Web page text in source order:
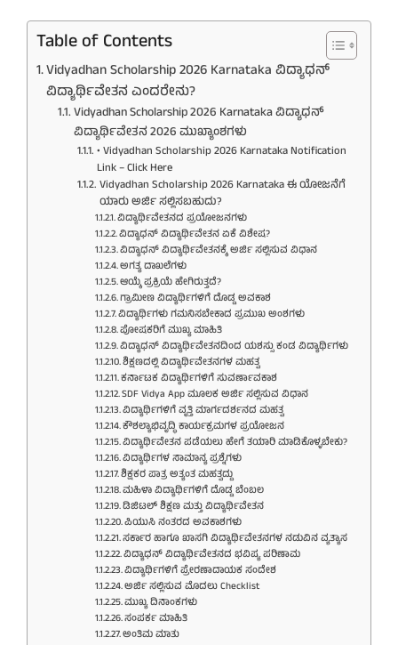
Table of Contents
Vidyadhan Scholarship 2026 Karnataka ವಿದ್ಯಾಧನ್
ವಿದ್ಯಾರ್ಥಿವೇತನ ಎಂದರೇನು?
Vidyadhan Scholarship 2026 Karnataka ವಿದ್ಯಾಧನ್
ವಿದ್ಯಾರ್ಥಿವೇತನ 2026 ಮುಖ್ಯಾಂಶಗಳು
• Vidyadhan Scholarship 2026 Karnataka Notification
Link – Click Here
Vidyadhan Scholarship 2026 Karnataka ಈ ಯೋಜನೆಗೆ
ಯಾರು ಅರ್ಜಿ ಸಲ್ಲಿಸಬಹುದು?
ವಿದ್ಯಾರ್ಥಿವೇತನದ ಪ್ರಯೋಜನಗಳು
ವಿದ್ಯಾಧನ್ ವಿದ್ಯಾರ್ಥಿವೇತನ ಏಕೆ ವಿಶೇಷ?
ವಿದ್ಯಾಧನ್ ವಿದ್ಯಾರ್ಥಿವೇತನಕ್ಕೆ ಅರ್ಜಿ ಸಲ್ಲಿಸುವ ವಿಧಾನ
ಅಗತ್ಯ ದಾಖಲೆಗಳು
ಆಯ್ಕೆ ಪ್ರಕ್ರಿಯೆ ಹೇಗಿರುತ್ತದೆ?
ಗ್ರಾಮೀಣ ವಿದ್ಯಾರ್ಥಿಗಳಿಗೆ ದೊಡ್ಡ ಅವಕಾಶ
ವಿದ್ಯಾರ್ಥಿಗಳು ಗಮನಿಸಬೇಕಾದ ಪ್ರಮುಖ ಅಂಶಗಳು
ಪೋಷಕರಿಗೆ ಮುಖ್ಯ ಮಾಹಿತಿ
ವಿದ್ಯಾಧನ್ ವಿದ್ಯಾರ್ಥಿವೇತನದಿಂದ ಯಶಸ್ಸು ಕಂಡ ವಿದ್ಯಾರ್ಥಿಗಳು
ಶಿಕ್ಷಣದಲ್ಲಿ ವಿದ್ಯಾರ್ಥಿವೇತನಗಳ ಮಹತ್ವ
ಕರ್ನಾಟಕ ವಿದ್ಯಾರ್ಥಿಗಳಿಗೆ ಸುವರ್ಣಾವಕಾಶ
SDF Vidya App ಮೂಲಕ ಅರ್ಜಿ ಸಲ್ಲಿಸುವ ವಿಧಾನ
ವಿದ್ಯಾರ್ಥಿಗಳಿಗೆ ವೃತ್ತಿ ಮಾರ್ಗದರ್ಶನದ ಮಹತ್ವ
ಕೌಶಲ್ಯಾಭಿವೃದ್ಧಿ ಕಾರ್ಯಕ್ರಮಗಳ ಪ್ರಯೋಜನ
ವಿದ್ಯಾರ್ಥಿವೇತನ ಪಡೆಯಲು ಹೇಗೆ ತಯಾರಿ ಮಾಡಿಕೊಳ್ಳಬೇಕು?
ವಿದ್ಯಾರ್ಥಿಗಳ ಸಾಮಾನ್ಯ ಪ್ರಶ್ನೆಗಳು
ಶಿಕ್ಷಕರ ಪಾತ್ರ ಅತ್ಯಂತ ಮಹತ್ವದ್ದು
ಮಹಿಳಾ ವಿದ್ಯಾರ್ಥಿಗಳಿಗೆ ದೊಡ್ಡ ಬೆಂಬಲ
ಡಿಜಿಟಲ್ ಶಿಕ್ಷಣ ಮತ್ತು ವಿದ್ಯಾರ್ಥಿವೇತನ
ಪಿಯುಸಿ ನಂತರದ ಅವಕಾಶಗಳು
ಸರ್ಕಾರ ಹಾಗೂ ಖಾಸಗಿ ವಿದ್ಯಾರ್ಥಿವೇತನಗಳ ನಡುವಿನ ವ್ಯತ್ಯಾಸ
ವಿದ್ಯಾಧನ್ ವಿದ್ಯಾರ್ಥಿವೇತನದ ಭವಿಷ್ಯ ಪರಿಣಾಮ
ವಿದ್ಯಾರ್ಥಿಗಳಿಗೆ ಪ್ರೇರಣಾದಾಯಕ ಸಂದೇಶ
ಅರ್ಜಿ ಸಲ್ಲಿಸುವ ಮೊದಲು Checklist
ಮುಖ್ಯ ದಿನಾಂಕಗಳು
ಸಂಪರ್ಕ ಮಾಹಿತಿ
ಅಂತಿಮ ಮಾತು